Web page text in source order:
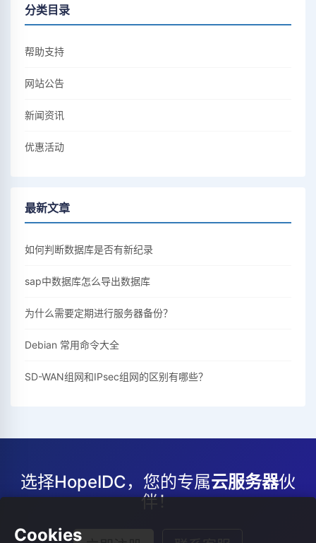
分类目录
帮助支持
网站公告
新闻资讯
优惠活动
最新文章
如何判断数据库是否有新纪录
sap中数据库怎么导出数据库
为什么需要定期进行服务器备份？
Debian 常用命令大全
SD-WAN组网和IPsec组网的区别有哪些？
选择HopeIDC，您的专属云服务器伙
伴！
Cookies